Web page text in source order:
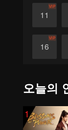
11
VIP
16
VIP
26
오늘의
1